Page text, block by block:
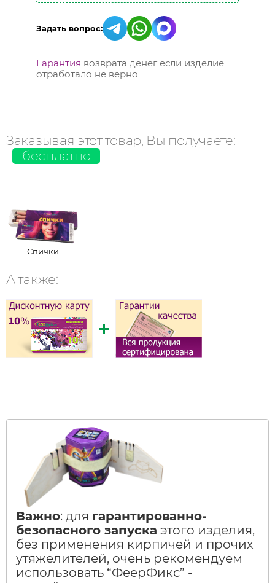
Задать вопрос:
Гарантия возврата денег если изделие
отработало не верно
Заказывая этот товар, Вы получаете:
бесплатно
Спички
А также:
Важно: для гарантированно-
безопасного запуска этого изделия,
без применения кирпичей и прочих
утяжелителей, очень рекомендуем
использовать “ФеерФикс” -